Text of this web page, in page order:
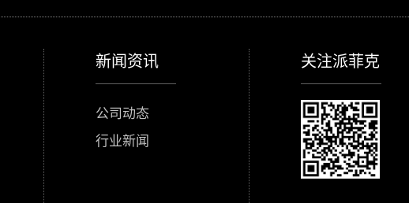
新闻资讯
公司动态
行业新闻
关注派菲克